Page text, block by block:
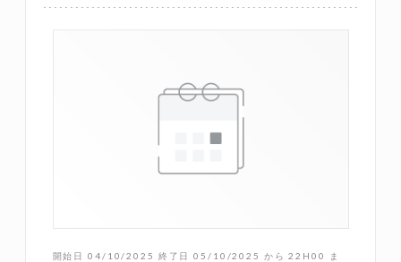
開始日 04/10/2025 終了日 05/10/2025 から 22H00 ま